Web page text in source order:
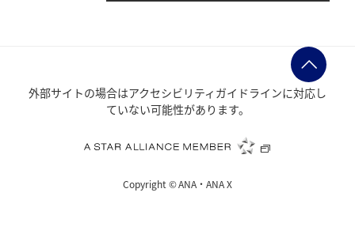
外部サイトの場合はアクセシビリティガイドラインに対応し
ていない可能性があります。
Copyright ©ANA・ANA X